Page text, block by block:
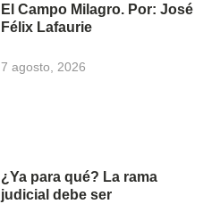
El Campo Milagro. Por: José
Félix Lafaurie
7 agosto, 2026
¿Ya para qué? La rama
judicial debe ser